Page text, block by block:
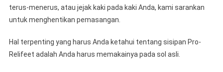
terus-menerus, atau jejak kaki pada kaki Anda, kami sarankan
untuk menghentikan pemasangan.
Hal terpenting yang harus Anda ketahui tentang sisipan Pro-
Relifeet adalah Anda harus memakainya pada sol asli.